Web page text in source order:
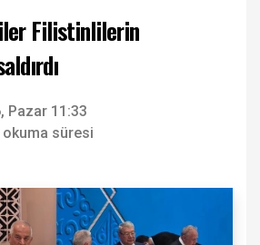
Filistinlilerin
Pazar 11:33
okuma süresi